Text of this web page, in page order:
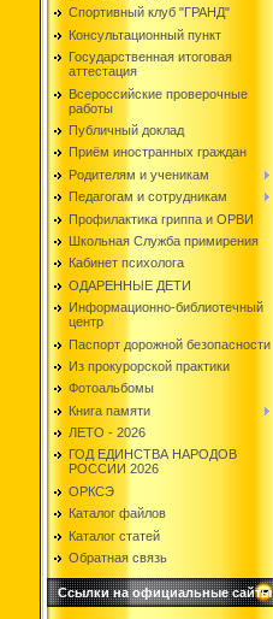
Спортивный клуб "ГРАНД"
Консультационный пункт
Государственная итоговая
аттестация
Всероссийские проверочные
работы
Публичный доклад
Приём иностранных граждан
Родителям и ученикам
Педагогам и сотрудникам
Профилактика гриппа и ОРВИ
Школьная Служба примирения
Кабинет психолога
ОДАРЕННЫЕ ДЕТИ
Информационно-библиотечный
центр
Паспорт дорожной безопасности
Из прокурорской практики
Фотоальбомы
Книга памяти
ЛЕТО - 2026
ГОД ЕДИНСТВА НАРОДОВ
РОССИИ 2026
ОРКСЭ
Каталог файлов
Каталог статей
Обратная связь
Ссылки на официальные сайты